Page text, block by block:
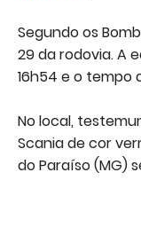
Segundo os
29 da rodovia. A
16h54 e o tempo
No local,
Scania de cor
do Paraíso (MG)